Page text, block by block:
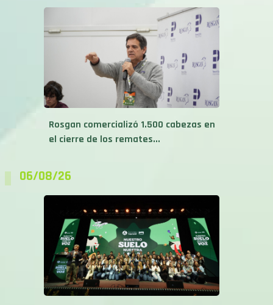
Rosgan comercializó 1.500 cabezas en
el cierre de los remates...
06/08/26